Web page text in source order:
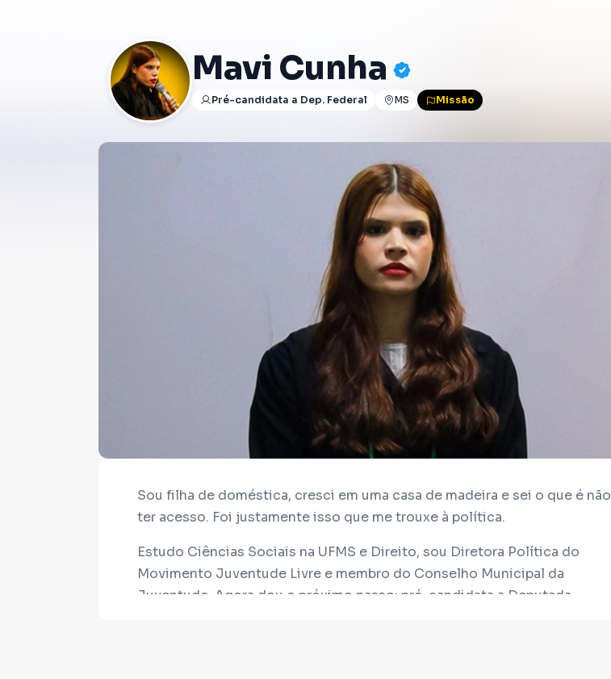
Mavi Cunha
Pré-candidata a Dep. Federal MS Missão
Sou filha de doméstica, cresci em uma casa de madeira e sei o que é não
ter acesso. Foi justamente isso que me trouxe à política.
Estudo Ciências Sociais na UFMS e Direito, sou Diretora Política do
Movimento Juventude Livre e membro do Conselho Municipal da
Juventude. Agora dou o próximo passo: pré-candidata a Deputada